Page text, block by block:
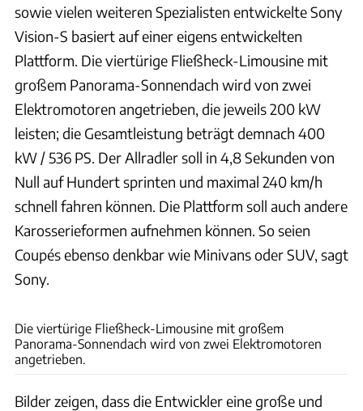
sowie vielen weiteren Spezialisten entwickelte Sony
Vision-S basiert auf einer eigens entwickelten
Plattform. Die viertürige Fließheck-Limousine mit
großem Panorama-Sonnendach wird von zwei
Elektromotoren angetrieben, die jeweils 200 kW
leisten; die Gesamtleistung beträgt demnach 400
kW / 536 PS. Der Allradler soll in 4,8 Sekunden von
Null auf Hundert sprinten und maximal 240 km/h
schnell fahren können. Die Plattform soll auch andere
Karosserieformen aufnehmen können. So seien
Coupés ebenso denkbar wie Minivans oder SUV, sagt
Sony.
Die viertürige Fließheck-Limousine mit großem
Panorama-Sonnendach wird von zwei Elektromotoren
angetrieben.
Bilder zeigen, dass die Entwickler eine große und